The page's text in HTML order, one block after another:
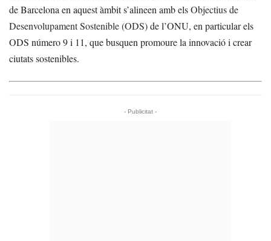
de Barcelona en aquest àmbit s’alineen amb elsObjectius de
Desenvolupament Sostenible (ODS)de l’ONU, en particular els
ODS número 9 i 11, que busquen promoure la innovació i crear
ciutats sostenibles.
- Publicitat -